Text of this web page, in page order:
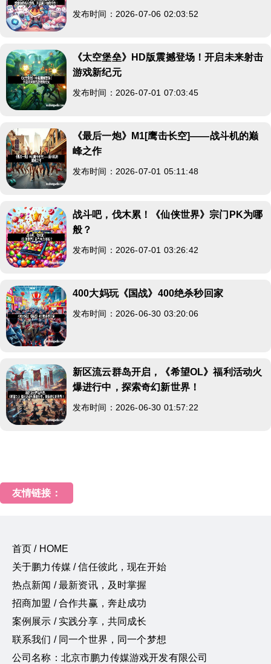
发布时间：2026-07-06 02:03:52
《太空堡垒》HD版震撼登场！开启未来射击
游戏新纪元
发布时间：2026-07-01 07:03:45
《最后一炮》M1[鹰击长空]——战斗机的巅
峰之作
发布时间：2026-07-01 05:11:48
战斗吧，伐木累！《仙侠世界》宗门PK为哪
般？
发布时间：2026-07-01 03:26:42
400大妈玩《国战》400绝杀秒回家
发布时间：2026-06-30 03:20:06
新区流云群岛开启，《希望OL》福利活动火
爆进行中，探索奇幻新世界！
发布时间：2026-06-30 01:57:22
友情链接：
首页 / HOME
关于鹏力传媒 / 信任彼此，现在开始
热点新闻 / 最新资讯，及时掌握
招商加盟 / 合作共赢，奔赴成功
案例展示 / 实践分享，共同成长
联系我们 / 同一个世界，同一个梦想
公司名称：北京市鹏力传媒游戏开发有限公司